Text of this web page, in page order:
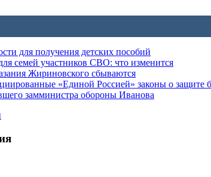
для получения детских пособий
семей участников СВО: что изменится
Жириновского сбываются
«Единой Россией» законы о защите
замминистра обороны Иванова